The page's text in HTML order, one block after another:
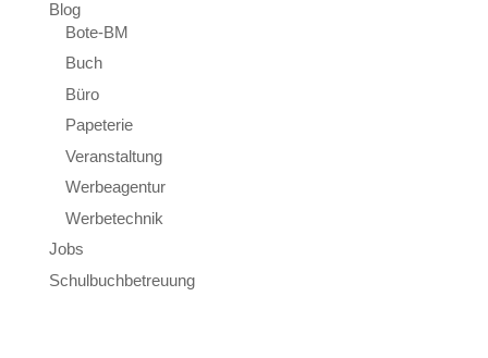
Blog
Bote-BM
Buch
Büro
Papeterie
Veranstaltung
Werbeagentur
Werbetechnik
Jobs
Schulbuchbetreuung